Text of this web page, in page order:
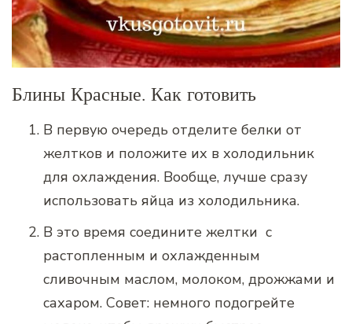
Блины Красные. Как готовить
В первую очередь отделите белки от
желтков и положите их в холодильник
для охлаждения. Вообще, лучше сразу
использовать яйца из холодильника.
В это время соедините желтки с
растопленным и охлажденным
сливочным маслом, молоком, дрожжами и
сахаром. Совет: немного подогрейте